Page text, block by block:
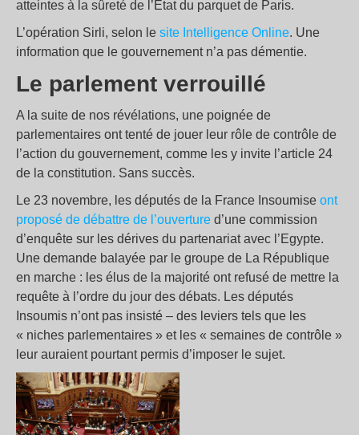
atteintes à la sûreté de l’Etat du parquet de Paris.
L’opération Sirli, selon le site Intelligence Online. Une
information que le gouvernement n’a pas démentie.
Le parlement verrouillé
A la suite de nos révélations, une poignée de
parlementaires ont tenté de jouer leur rôle de contrôle de
l’action du gouvernement, comme les y invite l’article 24
de la constitution. Sans succès.
Le 23 novembre, les députés de la France Insoumise ont
proposé de débattre de l’ouverture d’une commission
d’enquête sur les dérives du partenariat avec l’Egypte.
Une demande balayée par le groupe de La République
en marche : les élus de la majorité ont refusé de mettre la
requête à l’ordre du jour des débats. Les députés
Insoumis n’ont pas insisté – des leviers tels que les
« niches parlementaires » et les « semaines de contrôle »
leur auraient pourtant permis d’imposer le sujet.